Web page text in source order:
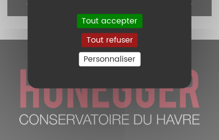
Tout accepter
Tout refuser
Personnaliser